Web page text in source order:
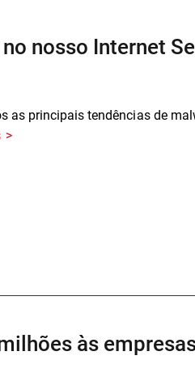
nosso Internet
as principais tendências de
às